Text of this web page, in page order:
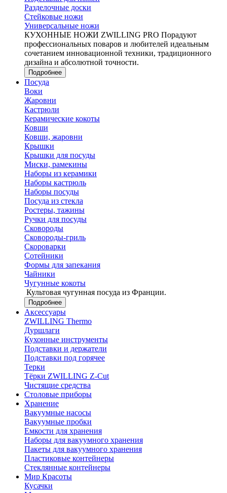
Разделочные доски
Стейковые ножи
Универсальные ножи
КУХОННЫЕ НОЖИ ZWILLING PRO Порадуют
профессиональных поваров и любителей идеальным
сочетанием инновационной техники, традиционного
дизайна и абсолютной точности.
Подробнее
Посуда
Воки
Жаровни
Кастрюли
Керамические кокоты
Ковши
Ковши, жаровни
Крышки
Крышки для посуды
Миски, рамекины
Наборы из керамики
Наборы кастрюль
Наборы посуды
Посуда из стекла
Ростеры, тажины
Ручки для посуды
Сковороды
Сковороды-гриль
Скороварки
Сотейники
Формы для запекания
Чайники
Чугунные кокоты
Культовая чугунная посуда из Франции.
Подробнее
Аксессуары
ZWILLING Thermo
Дуршлаги
Кухонные инструменты
Подставки и держатели
Подставки под горячее
Терки
Тёрки ZWILLING Z-Cut
Чистящие средства
Столовые приборы
Хранение
Вакуумные насосы
Вакуумные пробки
Емкости для хранения
Наборы для вакуумного хранения
Пакеты для вакуумного хранения
Пластиковые контейнеры
Стеклянные контейнеры
Мир Красоты
Кусачки